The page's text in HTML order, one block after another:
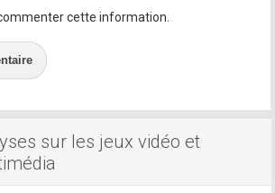
cette information.
sur les jeux vidéo et